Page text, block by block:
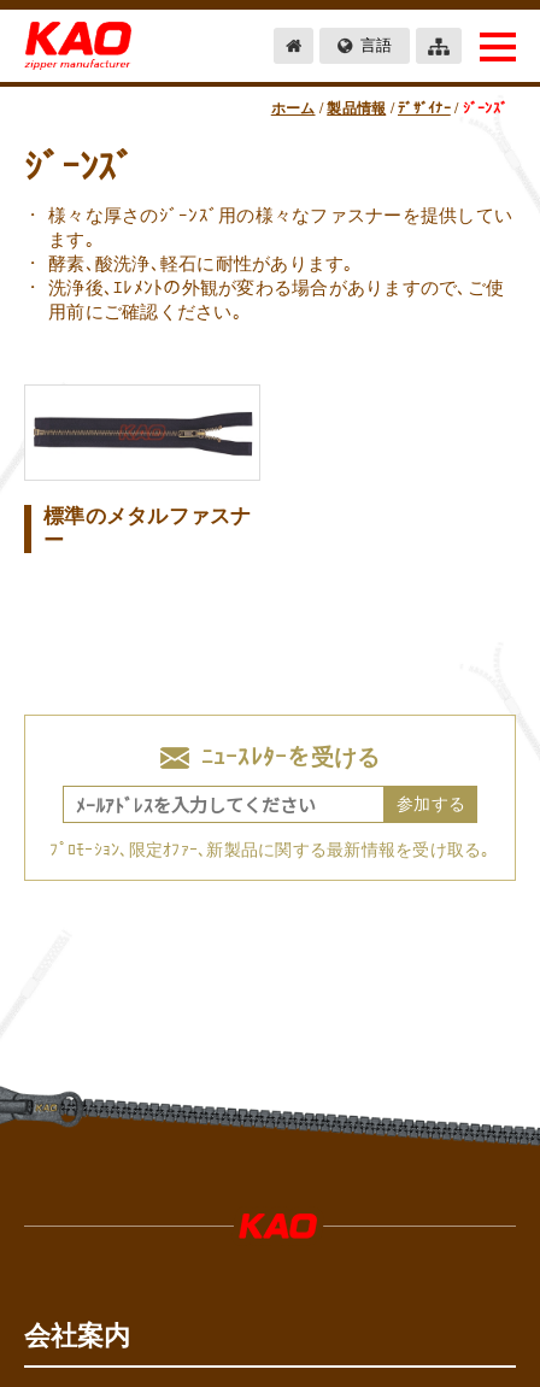
言語
ホーム /製品情報 /ﾃﾞｻﾞｲﾅｰ/ ｼﾞｰﾝｽﾞ
ｼﾞｰﾝｽﾞ
様々な厚さのｼﾞｰﾝｽﾞ用の様々なファスナーを提供してい
ます｡
酵素､酸洗浄､軽石に耐性があります｡
洗浄後､ｴﾚﾒﾝﾄの外観が変わる場合がありますので､ご使
用前にご確認ください｡
標準のメタルファスナ
ー
ﾆｭｰｽﾚﾀｰを受ける
参加する
ﾌﾟﾛﾓｰｼｮﾝ､限定ｵﾌｧｰ､新製品に関する最新情報を受け取る｡
会社案内